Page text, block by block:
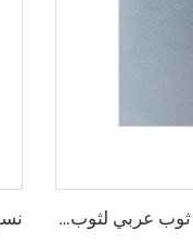
معروض للبيع بسعر منخفض قماش ثوب عربي لثوب أربعة قطع قميص وسروال، قماش بوليستر تويبو ميكرو فايبر